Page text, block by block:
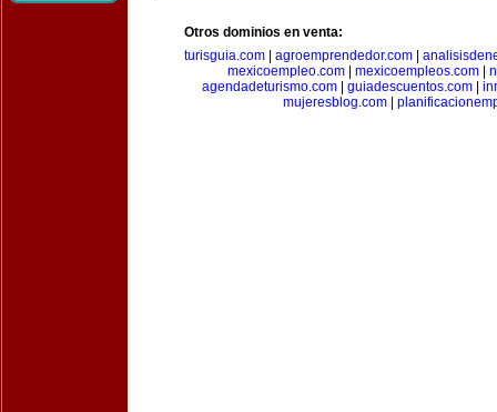
Otros dominios en venta:
turisguia.com
agroemprendedor.com
mexicoempleo.com
mexicoempleos.com
agendadeturismo.com
guiadescuentos.com
mujeresblog.com|